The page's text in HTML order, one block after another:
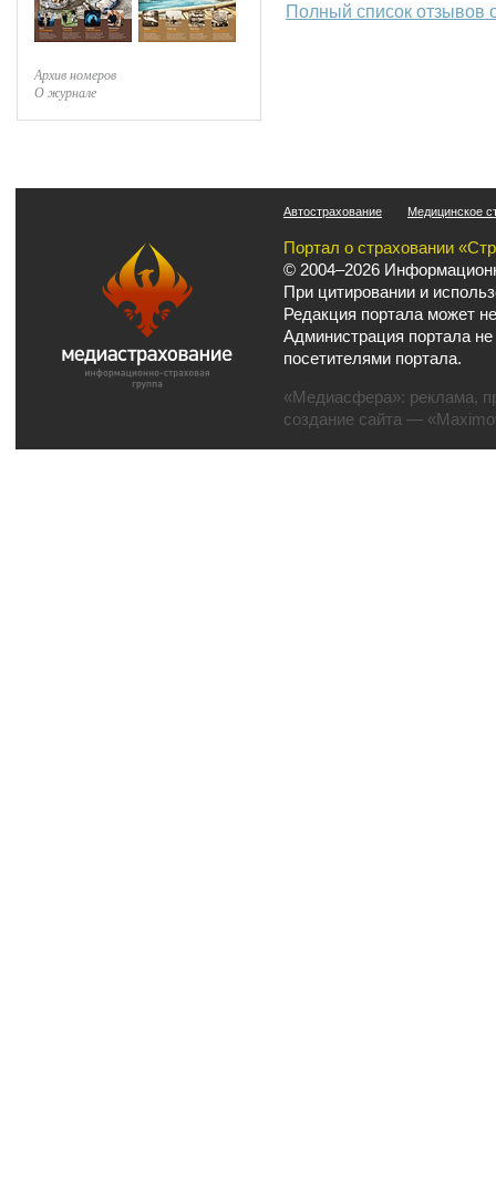
Архив номеров
О журнале
Полный список отзывов
Автострахование Медицинское
Портал о страховании
© 2004–2026
При цитировании и
Редакция портала может
Администрация портала
посетителями портала.
«Медиасфера»: реклама,
создание сайта —